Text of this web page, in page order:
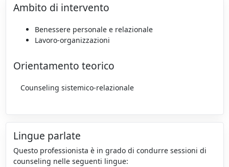
Ambito di intervento
Benessere personale e relazionale
Lavoro-organizzazioni
Orientamento teorico
Counseling sistemico-relazionale
Lingue parlate
Questo professionista è in grado di condurre sessioni di
counseling nelle seguenti lingue: